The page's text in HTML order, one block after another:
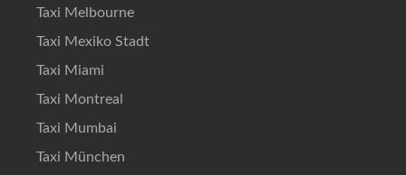
Taxi Melbourne
Taxi Mexiko Stadt
Taxi Miami
Taxi Montreal
Taxi Mumbai
Taxi München